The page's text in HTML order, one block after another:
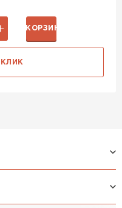
В КОРЗИНУ
КУПИТЬ В 1 КЛИК